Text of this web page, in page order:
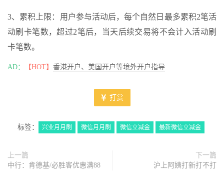
3、累积上限：用户参与活动后，每个自然日最多累积2笔活
动刷卡笔数，超过2笔后，当天后续交易将不会计入活动刷
卡笔数。
AD： 【HOT】 香港开户、美国开户等境外开户指导
打赏
标签： 兴业月月刷 微信月月刷 微信立减金 最新微信立减金
上一篇
中行：肯德基/必胜客优惠满88
下一篇
沪上阿姨打新打不打